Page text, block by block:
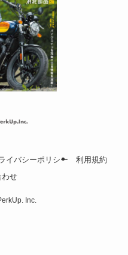
イバシーポリシー
利用規約
わせ
Inc.